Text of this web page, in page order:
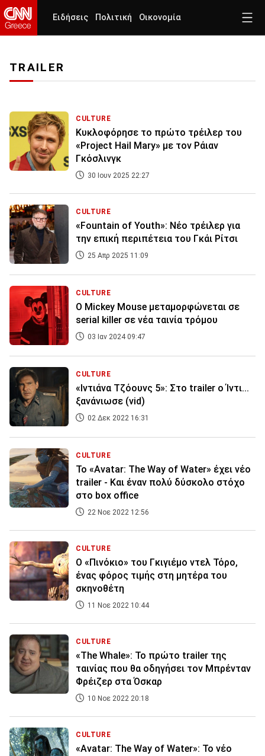
Ειδήσεις Πολιτική Οικονομία
TRAILER
CULTURE
Κυκλοφόρησε το πρώτο τρέιλερ του
«Project Hail Mary» με τον Ράιαν
Γκόσλινγκ
30 Ιουν 2025 22:27
CULTURE
«Fountain of Youth»: Νέο τρέιλερ για
την επική περιπέτεια του Γκάι Ρίτσι
25 Απρ 2025 11:09
CULTURE
Ο Mickey Mouse μεταμορφώνεται σε
serial killer σε νέα ταινία τρόμου
03 Ιαν 2024 09:47
CULTURE
«Ιντιάνα Τζόουνς 5»: Στο trailer ο Ίντι...
ξανάνιωσε (vid)
02 Δεκ 2022 16:31
CULTURE
Το «Avatar: The Way of Water» έχει νέο
trailer - Και έναν πολύ δύσκολο στόχο
στο box office
22 Νοε 2022 12:56
CULTURE
Ο «Πινόκιο» του Γκιγιέμο ντελ Τόρο,
ένας φόρος τιμής στη μητέρα του
σκηνοθέτη
11 Νοε 2022 10:44
CULTURE
«The Whale»: Το πρώτο trailer της
ταινίας που θα οδηγήσει τον Μπρένταν
Φρέιζερ στα Όσκαρ
10 Νοε 2022 20:18
CULTURE
«Avatar: The Way of Water»: Το νέο